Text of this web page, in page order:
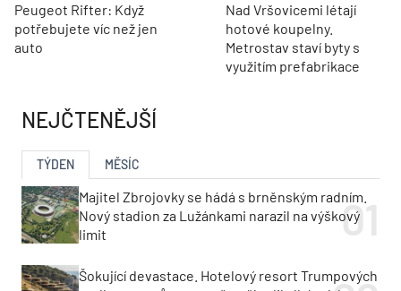
Peugeot Rifter: Když
potřebujete víc než jen
auto
Nad Vršovicemi létají
hotové koupelny.
Metrostav staví byty s
využitím prefabrikace
NEJČTENĚJŠÍ
TÝDEN MĚSÍC
Majitel Zbrojovky se hádá s brněnským radním.
Nový stadion za Lužánkami narazil na výškový
limit
Šokující devastace. Hotelový resort Trumpových